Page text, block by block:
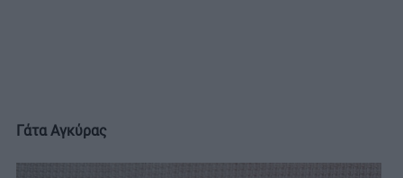
Γάτα Αγκύρας